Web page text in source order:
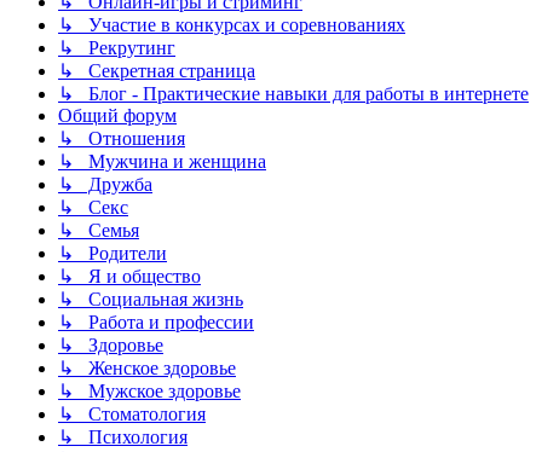
↳ Участие в конкурсах и соревнованиях
↳ Рекрутинг
↳ Секретная страница
↳ Блог - Практические навыки для работы в интернете
Общий форум
↳ Отношения
↳ Мужчина и женщина
↳ Дружба
↳ Секс
↳ Семья
↳ Родители
↳ Я и общество
↳ Социальная жизнь
↳ Работа и профессии
↳ Здоровье
↳ Женское здоровье
↳ Мужское здоровье
↳ Стоматология
↳ Психология